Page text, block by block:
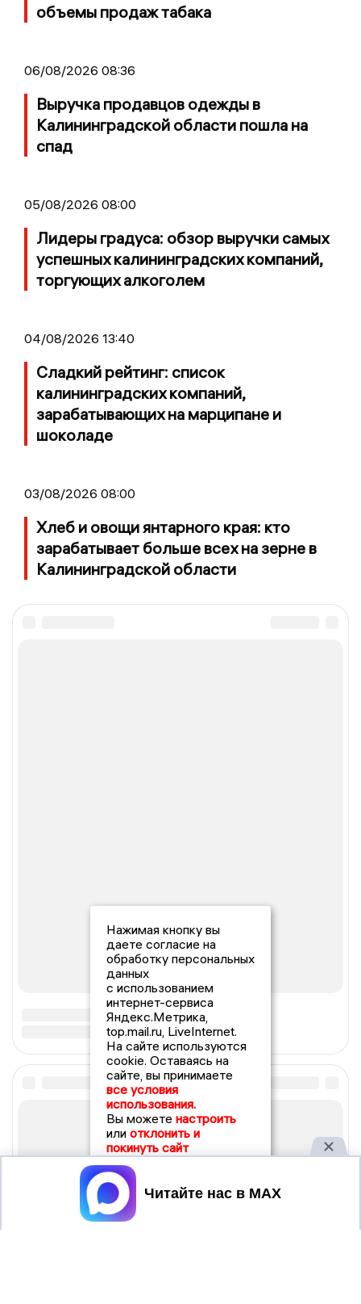
объемы продаж табака
06/08/2026 08:36
Выручка продавцов одежды в
Калининградской области пошла на
спад
05/08/2026 08:00
Лидеры градуса: обзор выручки самых
успешных калининградских компаний,
торгующих алкоголем
04/08/2026 13:40
Сладкий рейтинг: список
калининградских компаний,
зарабатывающих на марципане и
шоколаде
03/08/2026 08:00
Хлеб и овощи янтарного края: кто
зарабатывает больше всех на зерне в
Калининградской области
Нажимая кнопку вы
даете согласие на
обработку персональных
данных
с использованием
интернет-сервиса
Яндекс.Метрика,
top.mail.ru, LiveInternet.
На сайте используются
cookie. Оставаясь на
сайте, вы принимаете
все условия
использования.
Вы можете настроить
или отклонить и
покинуть сайт
Принять